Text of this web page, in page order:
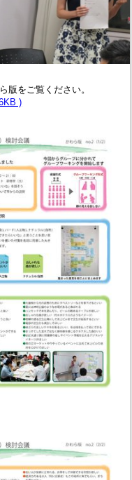
版をご覧ください。
)